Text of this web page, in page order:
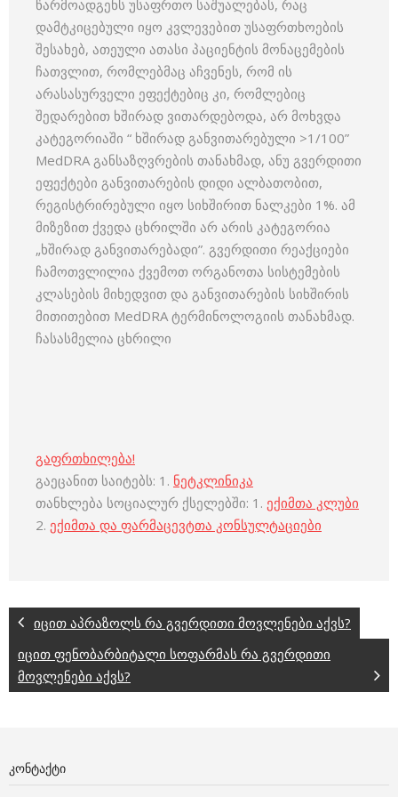
წარმოადგენს უსაფრთო საშუალებას, რაც
დამტკიცებული იყო კვლევებით უსაფრთხოების
შესახებ, ათეული ათასი პაციენტის მონაცემების
ჩათვლით, რომლებმაც აჩვენეს, რომ ის
არასასურველი ეფექტებიც კი, რომლებიც
შედარებით ხშირად ვითარდებოდა, არ მოხვდა
კატეგორიაში “ ხშირად განვითარებული >1/100”
MedDRA განსაზღვრების თანახმად, ანუ გვერდითი
ეფექტები განვითარების დიდი ალბათობით,
რეგისტრირებული იყო სიხშირით ნალკები 1%. ამ
მიზეზით ქვედა ცხრილში არ არის კატეგორია
„ხშირად განვითარებადი”. გვერდითი რეაქციები
ჩამოთვლილია ქვემოთ ორგანოთა სისტემების
კლასების მიხედვით და განვითარების სიხშირის
მითითებით MedDRA ტერმინოლოგიის თანახმად.
ჩასასმელია ცხრილი
გაფრთხილება!
გაეცანით საიტებს: 1. ნეტკლინიკა
თანხლება სოციალურ ქსელებში: 1. ექიმთა კლუბი
2. ექიმთა და ფარმაცევტთა კონსულტაციები
იცით აპრაზოლს რა გვერდითი მოვლენები აქვს?
იცით ფენობარბიტალი სოფარმას რა გვერდითი
მოვლენები აქვს?
ᲙᲝᲜᲢᲐᲥᲢᲘ